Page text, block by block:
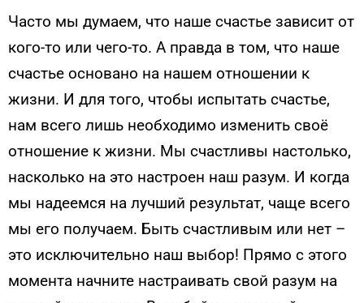
Часто мы думаем, что наше счастье зависит от
кого-то или чего-то. А правда в том, что наше
счастье основано на нашем отношении к
жизни. И для того, чтобы испытать счастье,
нам всего лишь необходимо изменить своё
отношение к жизни. Мы счастливы настолько,
насколько на это настроен наш разум. И когда
мы надеемся на лучший результат, чаще всего
мы его получаем. Быть счастливым или нет –
это исключительно наш выбор! Прямо с этого
момента начните настраивать свой разум на